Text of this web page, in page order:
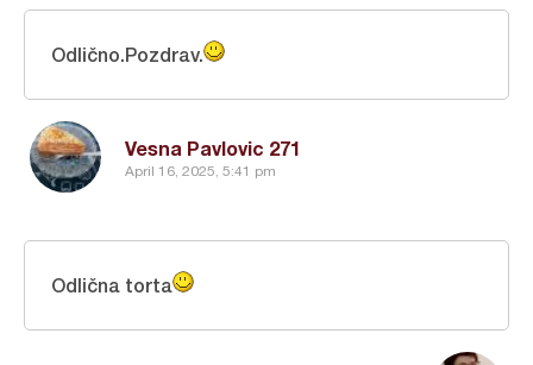
Vesna Pavlovic 271
April 16, 2025, 5:41 pm
Odlično.Pozdrav.
Odlična torta